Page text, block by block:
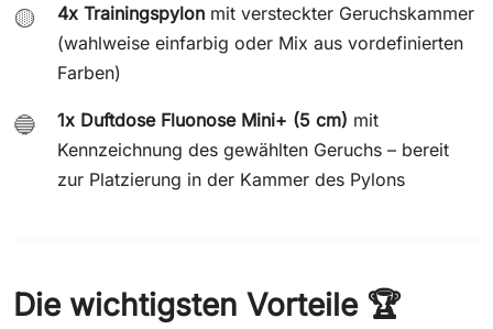
🟡 4x Trainingspylon mit versteckter Geruchskammer
(wahlweise einfarbig oder Mix aus vordefinierten
Farben)
🔵 1x Duftdose Fluonose Mini+ (5 cm) mit
Kennzeichnung des gewählten Geruchs – bereit
zur Platzierung in der Kammer des Pylons
Die wichtigsten Vorteile 🏆